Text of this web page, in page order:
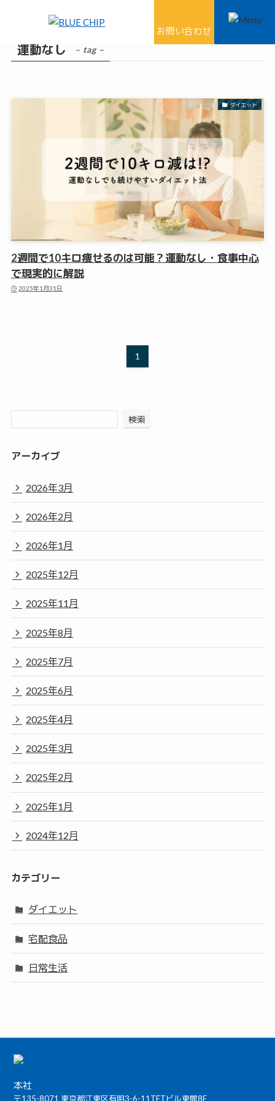
お問い合わせ
運動なし – tag –
ダイエット
2週間で10キロ痩せるのは可能？運動なし・食事中心
で現実的に解説
2025年1月31日
1
検索
アーカイブ
2026年3月
2026年2月
2026年1月
2025年12月
2025年11月
2025年8月
2025年7月
2025年6月
2025年4月
2025年3月
2025年2月
2025年1月
2024年12月
カテゴリー
ダイエット
宅配食品
日常生活
本社
〒135-8071 東京都江東区有明3-6-11TFTビル東館8F